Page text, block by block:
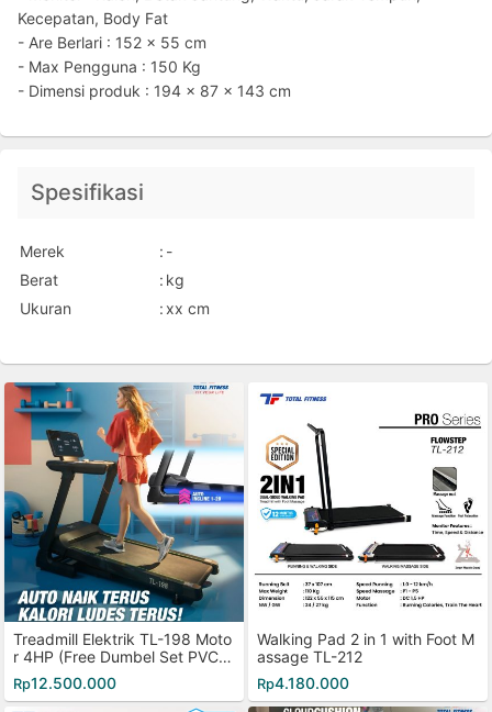
Kecepatan, Body Fat
- Are Berlari : 152 x 55 cm
- Max Pengguna : 150 Kg
- Dimensi produk : 194 x 87 x 143 cm
Spesifikasi
Merek : -
Berat
: kg
Ukuran
:xx cm
Treadmill Elektrik TL-198 Moto
r 4HP (Free Dumbel Set PVC 2
0kg)
Rp12.500.000
Walking Pad 2 in 1 with Foot M
assage TL-212
Rp4.180.000